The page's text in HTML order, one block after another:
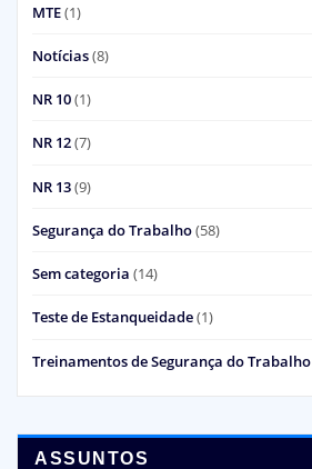
MTE(1)
Notícias(8)
NR 10(1)
NR 12(7)
NR 13(9)
Segurança do Trabalho(58)
Sem categoria (14)
Teste de Estanqueidade(1)
Treinamentos de Segurança do Trabalho
ASSUNTOS